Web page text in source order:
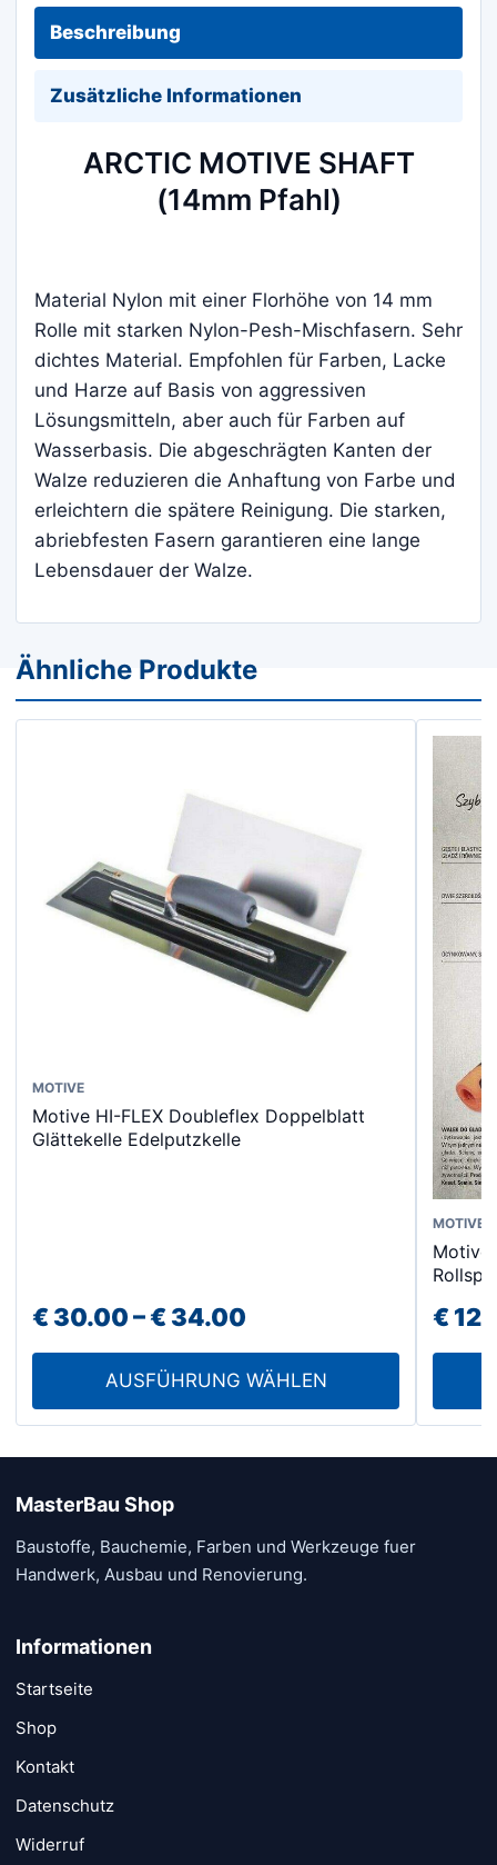
Beschreibung
Zusätzliche Informationen
ARCTIC MOTIVE SHAFT
(14mm Pfahl)
Material Nylon mit einer Florhöhe von 14 mm
Rolle mit starken Nylon-Pesh-Mischfasern. Sehr
dichtes Material. Empfohlen für Farben, Lacke
und Harze auf Basis von aggressiven
Lösungsmitteln, aber auch für Farben auf
Wasserbasis. Die abgeschrägten Kanten der
Walze reduzieren die Anhaftung von Farbe und
erleichtern die spätere Reinigung. Die starken,
abriebfesten Fasern garantieren eine lange
Lebensdauer der Walze.
Ähnliche Produkte
MOTIVE
Motive HI-FLEX Doubleflex Doppelblatt
Glättekelle Edelputzkelle
€30.00–€34.00
€ 30.00
bis
€ 34.00
AUSFÜHRUNG WÄHLEN
Dieses
Produkt
weist
können
auf
Produktseite
MOTIVE
Motive
€
Dieses
weist
Die
MasterBau Shop
Baustoffe, Bauchemie, Farben und Werkzeuge fuer
Handwerk, Ausbau und Renovierung.
Informationen
Startseite
Shop
Kontakt
Datenschutz
Widerruf